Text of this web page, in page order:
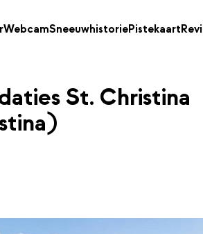
WebcamSneeuwhistoriePistekaart
St. Christina